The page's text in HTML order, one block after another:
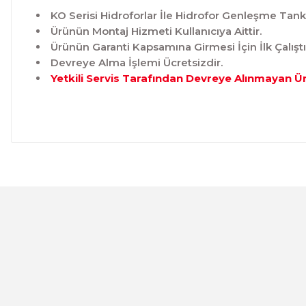
KO Serisi Hidroforlar İle Hidrofor Genleşme
Ürünün Montaj Hizmeti Kullanıcıya Aittir.
Ürünün Garanti Kapsamına Girmesi İçin İlk
Devreye Alma İşlemi Ücretsizdir.
Yetkili Servis Tarafından Devreye Alınmayan